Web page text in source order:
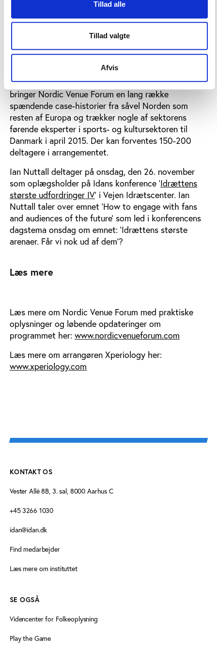
Tillad alle
Tillad valgte
Afvis
Hernings Jyske Bank Boxen, lige som byens mange
fodboldtilhængere har et nyt eller moderniseret
fodboldsnakken raser i sociale medier.
Der er således nok at tale om og vise frem i
værtsbyen. Besøg på spændende venues er da også
en del af programmet, men først og fremmest
bringer Nordic Venue Forum en lang række
spændende case-historier fra såvel Norden som
resten af Europa og trækker nogle af sektorens
førende eksperter i sports- og kultursektoren til
Danmark i april 2015. Der kan forventes 150-200
deltagere i arrangementet.
Ian Nuttall deltager på onsdag, den 26. november
som oplægsholder på Idans konference ’Idrættens
største udfordringer IV’ i Vejen Idrætscenter. Ian
Nuttall taler over emnet ’How to engage with fans
and audiences of the future’ som led i konferencens
dagstema onsdag om emnet: ’Idrættens største
arenaer. Får vi nok ud af dem’?
Læs mere
Læs mere om Nordic Venue Forum med praktiske
oplysninger og løbende opdateringer om
programmet her: www.nordicvenueforum.com
Læs mere om arrangøren Xperiology her:
www.xperiology.com
KONTAKT OS
Vester Allé 8B, 3. sal, 8000 Aarhus C
+45 3266 1030
idan@idan.dk
Find medarbejder
Læs mere om instituttet
SE OGSÅ
Videncenter for Folkeoplysning
Play the Game